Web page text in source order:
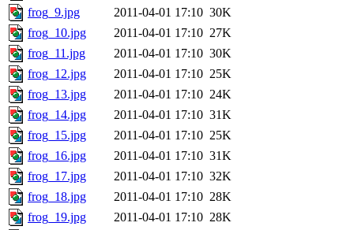
frog_9.jpg
2011-04-01 17:10 30K
frog_10.jpg
2011-04-01 17:10 27K
frog_11.jpg
2011-04-01 17:10 30K
frog_12.jpg
2011-04-01 17:10 25K
frog_13.jpg
2011-04-01 17:10 24K
frog_14.jpg
2011-04-01 17:10 31K
frog_15.jpg
2011-04-01 17:10 25K
frog_16.jpg
2011-04-01 17:10 31K
frog_17.jpg
2011-04-01 17:10 32K
frog_18.jpg
2011-04-01 17:10 28K
frog_19.jpg
2011-04-01 17:10 28K